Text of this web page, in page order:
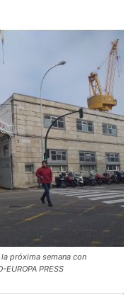
próxima semana con
PRESS